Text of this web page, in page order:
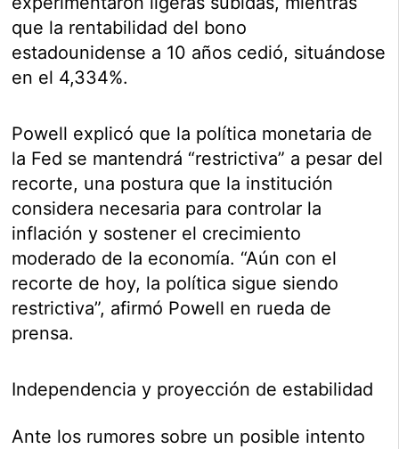
que la rentabilidad del bono
estadounidense a 10 años cedió, situándose
en el 4,334%.
Powell explicó que la política monetaria de
la Fed se mantendrá “restrictiva” a pesar del
recorte, una postura que la institución
considera necesaria para controlar la
inflación y sostener el crecimiento
moderado de la economía. “Aún con el
recorte de hoy, la política sigue siendo
restrictiva”, afirmó Powell en rueda de
prensa.
Independencia y proyección de estabilidad
Ante los rumores sobre un posible intento